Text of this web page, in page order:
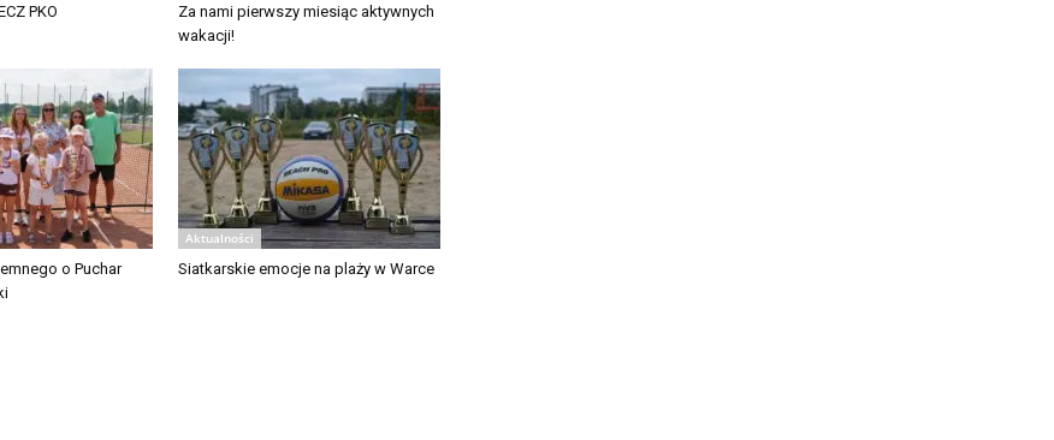
PKO
Za nami pierwszy miesiąc aktywnych
wakacji!
o Puchar
Aktualności
Siatkarskie emocje na plaży w Warce